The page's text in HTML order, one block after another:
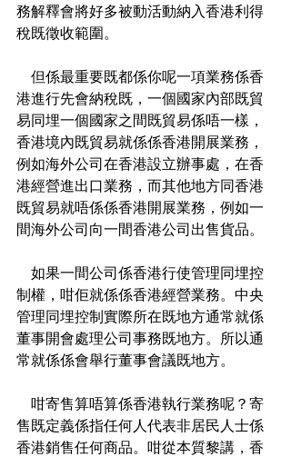
務解釋會將好多被動活動納入香港利得
稅既徵收範圍。
港進行先會納稅既，一個國家內部既貿
易同埋一個國家之間既貿易係唔一樣，
香港境內既貿易就係係香港開展業務，
例如海外公司在香港設立辦事處，在香
港經營進出口業務，而其他地方同香港
既貿易就唔係係香港開展業務，例如一
間海外公司向一間香港公司出售貨品。
制權，咁佢就係係香港經營業務。中央
管理同埋控制實際所在既地方通常就係
董事開會處理公司事務既地方。所以通
常就係係會舉行董事會議既地方。
售既定義係指任何人代表非居民人士係
香港銷售任何商品。咁從本質黎講，香